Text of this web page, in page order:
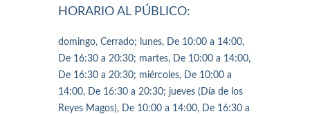
HORARIO AL PÚBLICO:
domingo, Cerrado; lunes, De 10:00 a 14:00,
De 16:30 a 20:30; martes, De 10:00 a 14:00,
De 16:30 a 20:30; miércoles, De 10:00 a
14:00, De 16:30 a 20:30; jueves (Día de los
Reyes Magos), De 10:00 a 14:00, De 16:30 a